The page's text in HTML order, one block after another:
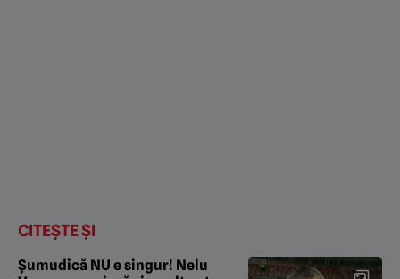
CITEȘTE ȘI
Şumudică NU e singur! Nelu